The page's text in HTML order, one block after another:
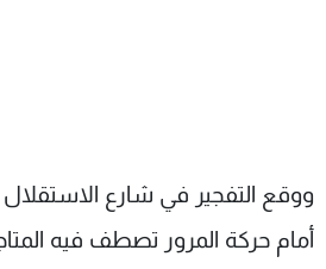
ووقع التفجير في شارع
أمام حركة المرور تصطف فيه